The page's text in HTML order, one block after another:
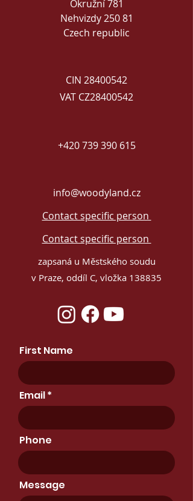
Okružní 781
Nehvizdy 250 81
Czech republic
CIN 28400542
VAT CZ28400542
+420 739 390 615
info@woodyland.cz
Contact specific person
Contact specific person
zapsaná u Městského soudu
v Praze, oddíl C, vložka 138835
First Name
Email
Phone
Message